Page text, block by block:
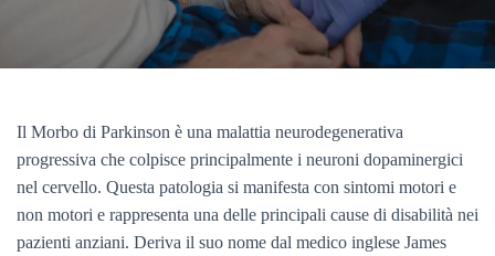
T
L
Il Morbo di Parkinson è una malattia neurodegenerativa
progressiva che colpisce principalmente i neuroni dopaminergici
nel cervello. Questa patologia si manifesta con sintomi motori e
non motori e rappresenta una delle principali cause di disabilità nei
pazienti anziani. Deriva il suo nome dal medico inglese James